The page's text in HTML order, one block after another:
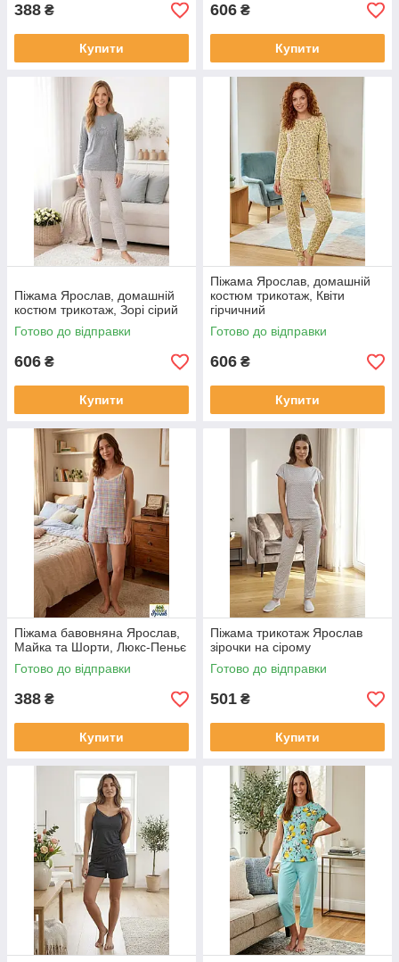
388 ₴
Купити
606 ₴
Купити
Піжама Ярослав, домашній
костюм трикотаж, Зорі сірий
Готово до відправки
606 ₴
Купити
Піжама Ярослав, домашній
костюм трикотаж, Квіти
гірчичний
Готово до відправки
606 ₴
Купити
Піжама бавовняна Ярослав,
Майка та Шорти, Люкс-Пеньє
Готово до відправки
388 ₴
Купити
Піжама трикотаж Ярослав
зірочки на сірому
Готово до відправки
501 ₴
Купити